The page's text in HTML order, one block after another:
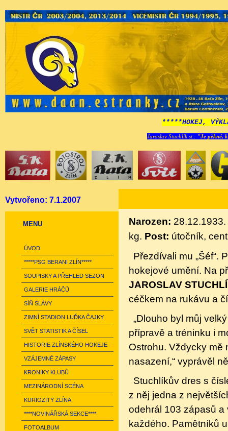
*****HOKEJ,
Jaroslav Stuchlík st.: "Je pěkné,
Vytvořeno: 7.1.2007
MENU
ÚVOD
*****PSG BERANI ZLÍN*****
SOUPISKY A PŘEHLED SEZON
GALERIE HRÁČŮ
SÍŇ SLÁVY
ZIMNÍ STADION LUĎKA ČAJKY
SVĚT STATISTIK A ČÍSEL
HISTORIE ZLÍNSKÉHO HOKEJE
VZÁJEMNÉ ZÁPASY
KRONIKY KLUBŮ
MEZINÁRODNÍ SCÉNA
KURIOZITY ZLÍNA
****NOVINÁŘSKÁ SEKCE****
FOTOALBUM
Narozen: 28.12.1933.
kg. Post: útočník,
Přezdívali mu „Šéf“.
hokejové umění. Na
JAROSLAV
céčkem na rukávu a
„Dlouho byl můj
přípravě a tréninku i
Ostrohu. Vždycky mě
nasazení,“ vyprávěl
Stuchlíkův dres s
z něj jedna z
odehrál 103 zápasů a
každého. Pamětníků